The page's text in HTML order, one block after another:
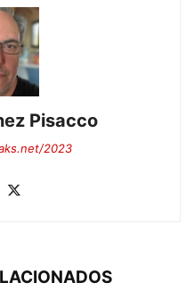
Pisacco
2023